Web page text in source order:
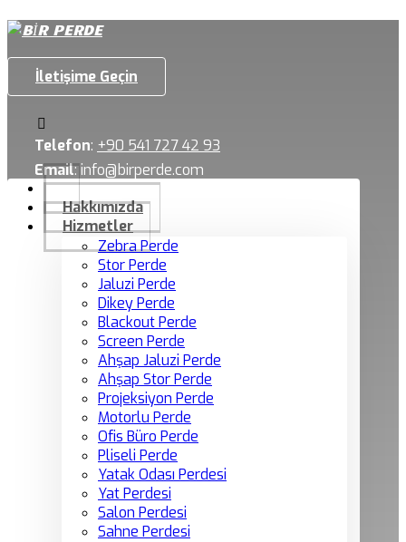
İletişime Geçin
Telefon: +90 541 727 42 93
Email:info@birperde.com
Hakkımızda
Hizmetler
Zebra Perde
Stor Perde
Jaluzi Perde
Dikey Perde
Blackout Perde
Screen Perde
Ahşap Jaluzi Perde
Ahşap Stor Perde
Projeksiyon Perde
Motorlu Perde
Ofis Büro Perde
Pliseli Perde
Yatak Odası Perdesi
Yat Perdesi
Salon Perdesi
Sahne Perdesi